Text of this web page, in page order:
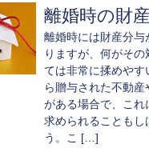
離婚時の財
離婚時には財産分与
りますが、何がそ
ては非常に揉めや
ら贈与された不動
がある場合で、これ
求められることもし
う。こ […]